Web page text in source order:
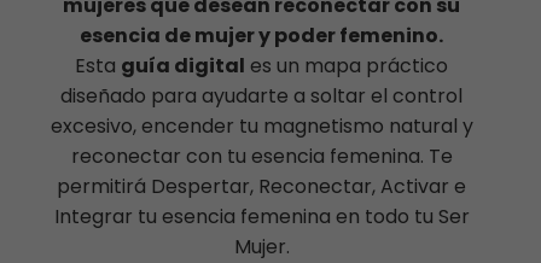
mujeres que desean reconectar con su
esencia de mujer y poder femenino.
Esta guía digital es un mapa práctico
diseñado para ayudarte a soltar el control
excesivo, encender tu magnetismo natural y
reconectar con tu esencia femenina. Te
permitirá Despertar, Reconectar, Activar e
Integrar tu esencia femenina en todo tu Ser
Mujer.